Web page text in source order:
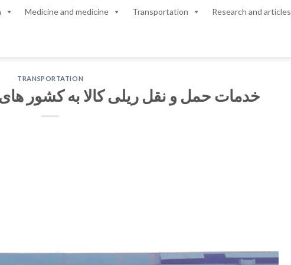
Medicine and medicine Transportation Research and articles
TRANSPORTATION
خدمات حمل و نقل ریلی کالا به کشور